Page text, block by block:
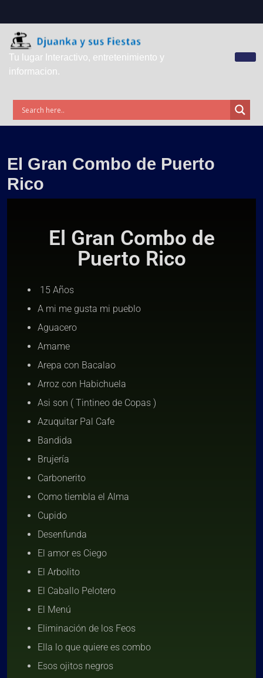
Tu lugar Interactivo, entretenimiento y
informacion.
El Gran Combo de Puerto
Rico
El Gran Combo de
Puerto Rico
15 Años
A mi me gusta mi pueblo
Aguacero
Amame
Arepa con Bacalao
Arroz con Habichuela
Asi son ( Tintineo de Copas )
Azuquitar Pal Cafe
Bandida
Brujería
Carbonerito
Como tiembla el Alma
Cupido
Desenfunda
El amor es Ciego
El Arbolito
El Caballo Pelotero
El Menú
Eliminación de los Feos
Ella lo que quiere es combo
Esos ojitos negros